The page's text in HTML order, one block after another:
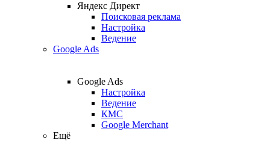
Яндекс Директ
Поисковая реклама
Настройка
Ведение
Google Ads
Google Ads
Настройка
Ведение
КМС
Google Merchant
Ещё